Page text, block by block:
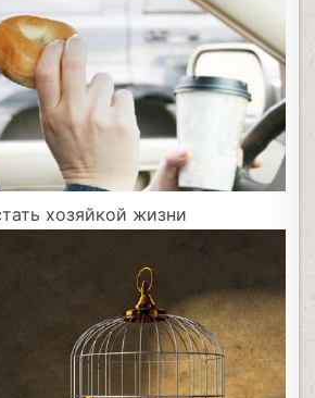
хозяйкой жизни